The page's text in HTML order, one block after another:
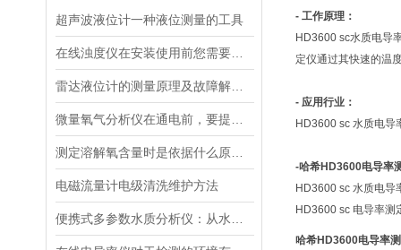
超声波液位计一种液位测量的工具
电磁流量计电级清洗维护方法
- 工作原理：
HD3600 sc水质电导
定仪通过其快速的温
- 应用行业：
HD3600 sc 水质电导
-哈希HD3600电导率
HD3600 sc 水质电导
HD3600 sc 电导率测
哈希HD3600电导率